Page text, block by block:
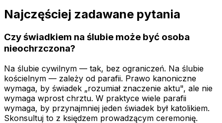
Najczęściej zadawane pytania
Czy świadkiem na ślubie może być osoba
nieochrzczona?
Na ślubie cywilnym — tak, bez ograniczeń. Na ślubie
kościelnym — zależy od parafii. Prawo kanoniczne
wymaga, by świadek „rozumiał znaczenie aktu", ale nie
wymaga wprost chrztu. W praktyce wiele parafii
wymaga, by przynajmniej jeden świadek był katolikiem.
Skonsultuj to z księdzem prowadzącym ceremonię.